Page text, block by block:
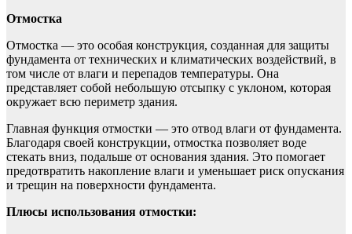
Отмостка
Отмостка — это особая конструкция, созданная для защиты
фундамента от технических и климатических воздействий, в
том числе от влаги и перепадов температуры. Она
представляет собой небольшую отсыпку с уклоном, которая
окружает всю периметр здания.
Главная функция отмостки — это отвод влаги от фундамента.
Благодаря своей конструкции, отмостка позволяет воде
стекать вниз, подальше от основания здания. Это помогает
предотвратить накопление влаги и уменьшает риск опускания
и трещин на поверхности фундамента.
Плюсы использования отмостки: